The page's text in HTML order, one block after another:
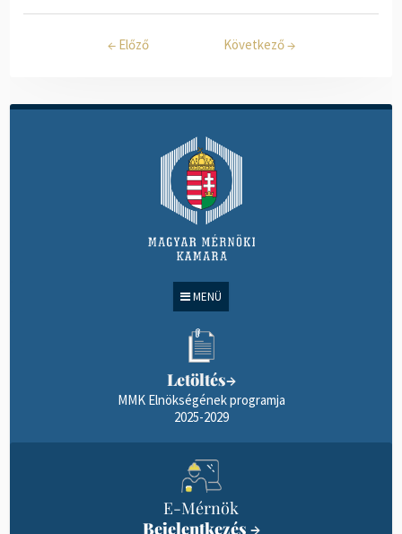
MENÜ
Letöltés→
MMK Elnökségének programja
2025-2029
E-Mérnök
Bejelentkezés →
← Előző Következő→